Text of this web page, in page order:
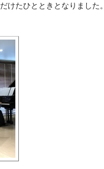
けたひとときとなりました。